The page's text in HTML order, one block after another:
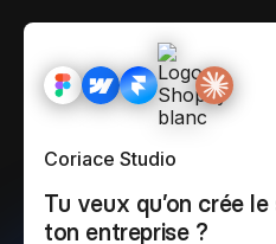
Coriace Studio
Tu veux qu’on crée
ton entreprise ?